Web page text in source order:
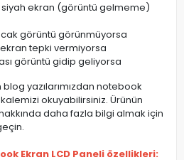
ekran (görüntü gelmeme)
görüntü görünmüyorsa
ekran tepki vermiyorsa
görüntü gidip geliyorsa
blog yazılarımızdan notebook
okuyabilirsiniz. Ürünün
daha fazla bilgi almak için
Ekran LCD Paneli özellikleri: